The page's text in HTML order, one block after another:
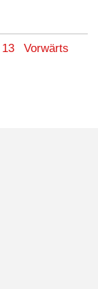
13
Vorwärts